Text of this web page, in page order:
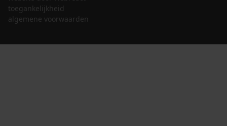
toegankelijkheid
algemene voorwaarden